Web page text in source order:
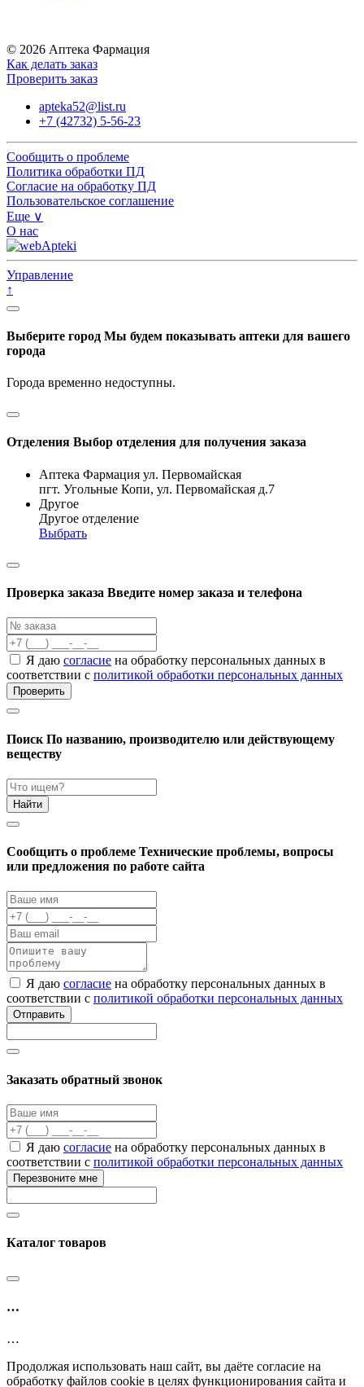
© 2026 Аптека Фармация
Как делать заказ
Проверить заказ
apteka52@list.ru
+7 (42732) 5-56-23
Сообщить о проблеме
Политика обработки ПД
Согласие на обработку ПД
Пользовательское соглашение
Еще ∨
О нас
Управление
↑
Выберите город Мы будем показывать аптеки для вашего
города
Города временно недоступны.
Отделения Выбор отделения для получения заказа
Аптека Фармация ул. Первомайская
пгт. Угольные Копи, ул. Первомайская д.7
Другое
Другое отделение
Выбрать
Проверка заказа Введите номер заказа и телефона
Я даю согласие на обработку персональных данных в
соответствии с политикой обработки персональных данных
Проверить
Поиск По названию, производителю или действующему
веществу
Найти
Cообщить о проблеме Технические проблемы, вопросы
или предложения по работе сайта
Я даю согласие на обработку персональных данных в
соответствии с политикой обработки персональных данных
Отправить
Заказать обратный звонок
Я даю согласие на обработку персональных данных в
соответствии с политикой обработки персональных данных
Перезвоните мне
Каталог товаров
…
…
Продолжая использовать наш сайт, вы даёте согласие на
обработку файлов cookie в целях функционирования сайта и